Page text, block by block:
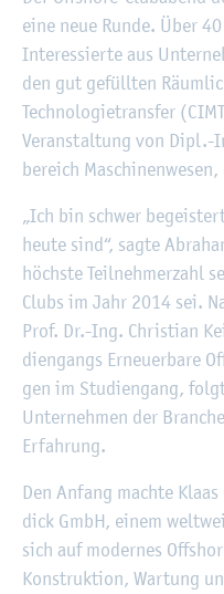
eine neue Runde. Über
In­ter­es­sier­te aus
den gut ge­füll­ten
Tech­no­lo­gie­trans­fer
Ver­an­stal­tung von Dipl.-
be­reich
„Ich bin schwer
heute sind“, sagte
höchs­te Teil­neh­mer­zahl
Clubs im Jahr 2014 sei.
Prof. Dr.-Ing. Chris­ti­an
di­en­gangs Er­neu­er­ba­re
gen im Stu­di­en­gang,
Un­ter­neh­men der
Er­fah­rung.
Den An­fang mach­te
dick GmbH, einem
sich auf mo­der­nes
Kon­struk­ti­on, War­tung